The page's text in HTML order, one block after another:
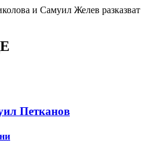
и Самуил Желев разказват
Петканов